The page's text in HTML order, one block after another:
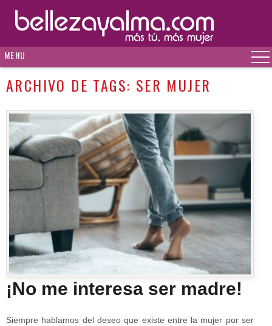
MENU
ARCHIVO DE TAGS: SER MUJER
¡No me interesa ser madre!
Siempre hablamos del deseo que existe entre la mujer por ser